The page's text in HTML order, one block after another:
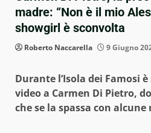
madre: “Non è il mio
showgirl è sconvolta
Roberto Naccarella 9 Giugno
Durante l’Isola dei Famosi
video a Carmen Di Pietro,
che se la spassa con alcune